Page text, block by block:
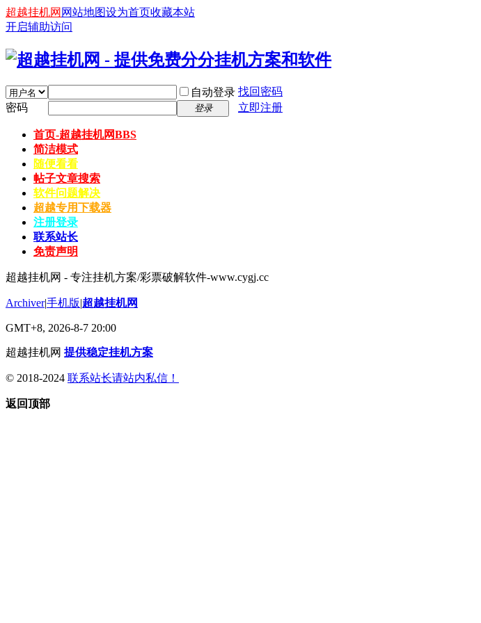
超越挂机网 网站地图设为首页收藏本站
开启辅助访问
自动登录 找回密码
密码
登录 立即注册
首页-超越挂机网BBS
简洁模式
随便看看
帖子文章搜索
软件问题解决
超越专用下载器
注册登录
联系站长
免责声明
超越挂机网 - 专注挂机方案/彩票破解软件-www.cygj.cc
Archiver|手机版|超越挂机网
GMT+8, 2026-8-7 20:00
超越挂机网 提供稳定挂机方案
© 2018-2024 联系站长请站内私信！
返回顶部